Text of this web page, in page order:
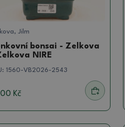
Jilm
bonsai - Zelkova
NIRE
1560-VB2026-2543
Kč